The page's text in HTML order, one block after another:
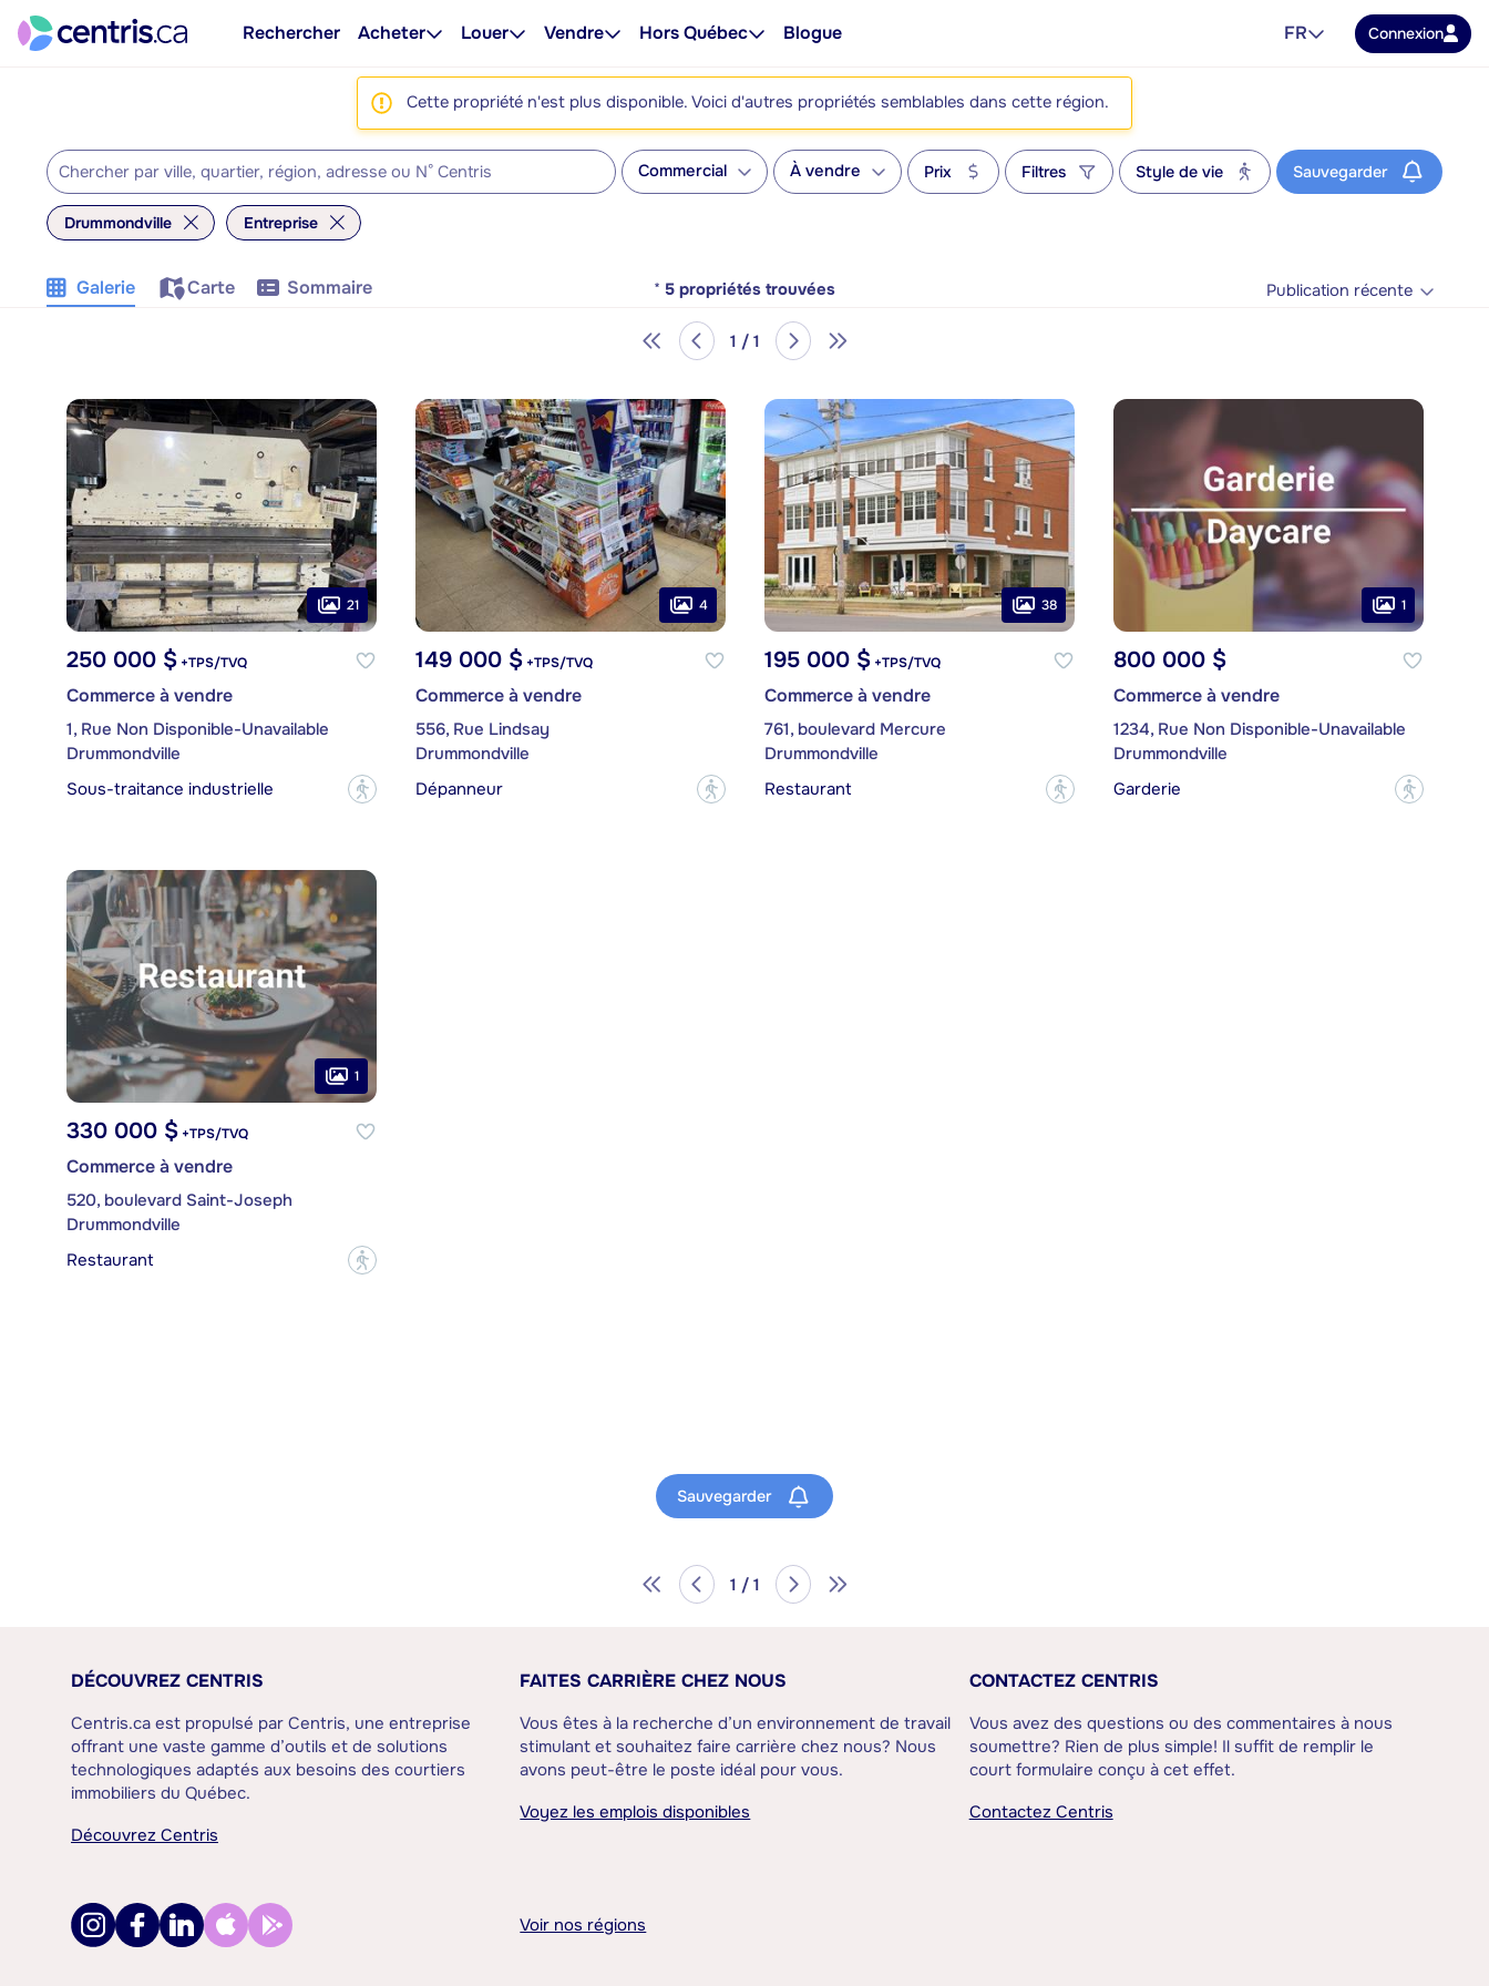
Rechercher Acheter Louer Vendre Hors Québec Blogue FR Connexion
Cette propriété n'est plus disponible. Voici d'autres propriétés semblables dans cette région.
Commercial À vendre Prix Filtres Style de vie Sauvegarder
Drummondville Entreprise
Galerie Carte Sommaire * 5 propriétés trouvées Publication récente
1 / 1
21
250 000 $+TPS/TVQ
Commerce à vendre
1, Rue Non Disponible-Unavailable
Drummondville
Sous-traitance industrielle
?
4
149 000 $+TPS/TVQ
Commerce à vendre
556, Rue Lindsay
Drummondville
Dépanneur
?
38
195 000 $+TPS/TVQ
Commerce à vendre
761, boulevard Mercure
Drummondville
Restaurant
?
1
800 000 $
Commerce à vendre
1234, Rue Non Disponible-Unavailable
Drummondville
Garderie
?
1
330 000 $+TPS/TVQ
Commerce à vendre
520, boulevard Saint-Joseph
Drummondville
Restaurant
?
Sauvegarder
1 / 1
DÉCOUVREZ CENTRIS
Centris.ca est propulsé par Centris, une entreprise
offrant une vaste gamme d’outils et de solutions
technologiques adaptés aux besoins des courtiers
immobiliers du Québec.
Découvrez Centris
FAITES CARRIÈRE CHEZ NOUS
Vous êtes à la recherche d’un environnement de travail
stimulant et souhaitez faire carrière chez nous? Nous
avons peut-être le poste idéal pour vous.
Voyez les emplois disponibles
CONTACTEZ CENTRIS
Vous avez des questions ou des commentaires à nous
soumettre? Rien de plus simple! Il suffit de remplir le
court formulaire conçu à cet effet.
Contactez Centris
Voir nos régions